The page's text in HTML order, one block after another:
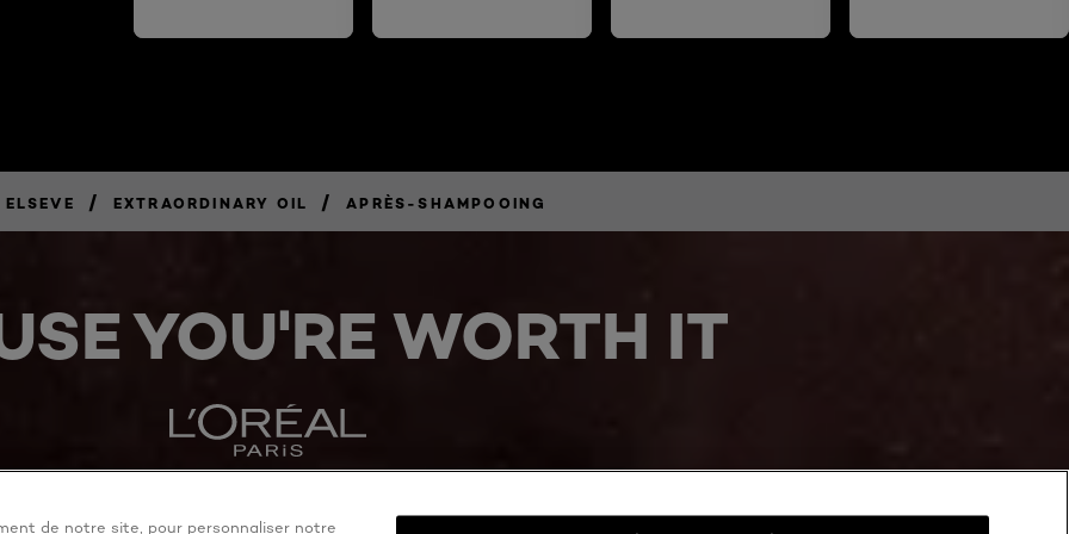
ELSEVE / EXTRAORDINARY OIL / APRÈS-SHAMPOOING
YOU'RE WORTH IT
de notre site, pour personnaliser notre